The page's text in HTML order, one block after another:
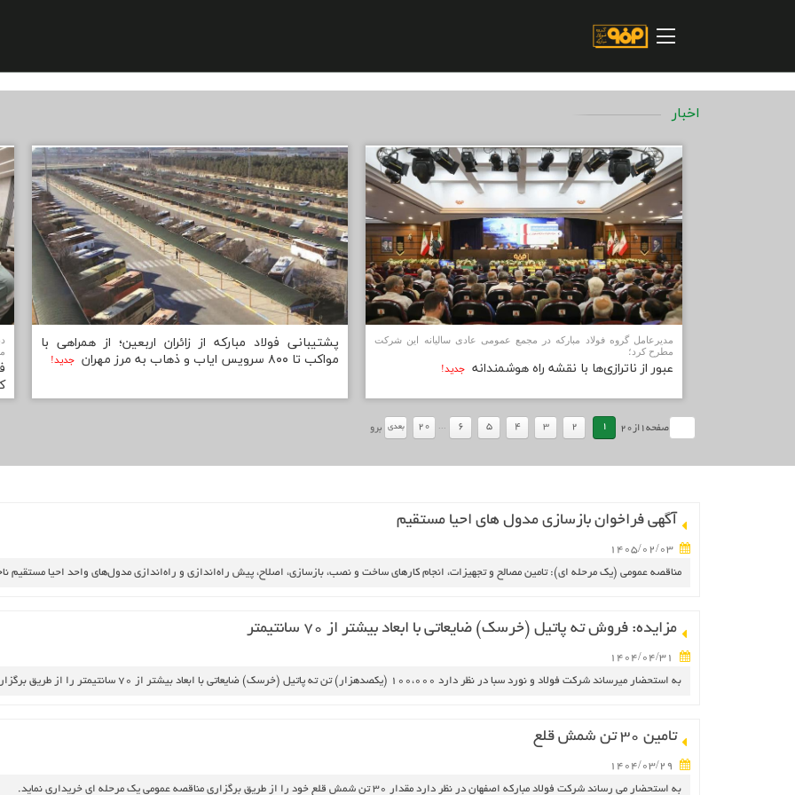
درباره شرکت
خرید و تامین کنندگان
فروش و مشتریان
ارتباطات و توسعه برند سازمانی
مسئولیت های اجتماعی
پروژه های سرمایه گذاری
پایداری
سهامداران
اخبار
مدیرعامل گروه فولاد مبارکه در مجمع عمومی عادی سالیانه این شرکت
مطرح کرد؛
عبور از ناترازی‌ها با نقشه راه هوشمندانه جديد!
پشتیبانی فولاد مباركه از زائران اربعین؛ از همراهی با
مواكب تا ۸۰۰ سرویس ایاب و ذهاب به مرز مهران
جديد!
صفحه1 از 20
1
2
3
4
5
6
...
20 بعدي برو
آگهی فراخوان بازسازی مدول های احیا مستقیم
1405/02/03
مناقصه عمومی (یک مرحله ای): تامین مصالح و تجهیزات، انجام کارهای ساخت و نصب، بازسازی، اصلاح، پیش راه‌اندازی و راه‌اندازی مدول‌های واحد احیا مستقیم
مزایده: فروش ته پاتیل (خرسک) ضایعاتی با ابعاد بیشتر از 70 سانتیمتر
1404/04/31
به استحضار میرساند شركت فولاد و نورد سبا در نظر دارد 100،000 (یکصدهزار) تن ته پاتیل (خرسک) ضایعاتی با ابعاد بیشتر از 70 سانتیمتر را از طريق برگزاری مزايده عمومي به فروش برساند.
تامین 30 تن شمش قلع
1404/03/29
به استحضار می رساند شرکت فولاد مبارکه اصفهان در نظر دارد مقدار 30 تن شمش قلع خود را از طریق برگزاری مناقصه عمومی یک مرحله ای خریداری نماید.